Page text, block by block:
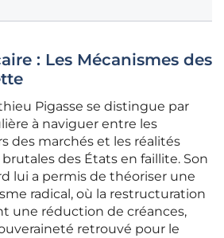
: Les Mécanismes des
Pigasse se distingue par
à naviguer entre les
des marchés et les réalités
des États en faillite. Son
lui a permis de théoriser une
radical, où la restructuration
une réduction de créances,
retrouvé pour le